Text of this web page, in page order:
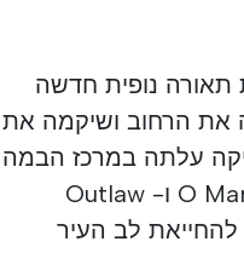
הפעלת תאורה נופית חדשה
הפגישה ב"4 פינות "האירה את הרחוב ושיקמה את
עלתה במרכז הבמה
עם תוכנית "Sounds Unleashed". אמנים כמו O Marta, Brio ו- Outlaw